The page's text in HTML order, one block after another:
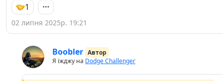
1
02 липня 2025р. 19:21
Boobler Автор
Я їжджу на Dodge Challenger